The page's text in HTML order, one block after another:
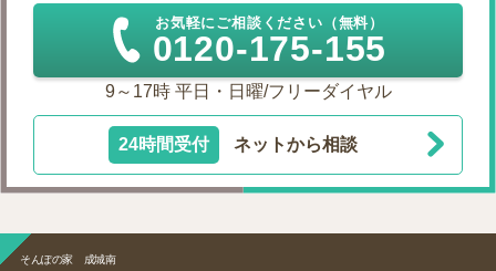
お気軽にご相談ください（無料）
0120-175-155
9～17時 平日・日曜/フリーダイヤル
24時間受付 ネットから相談
そんぽの家 成城南